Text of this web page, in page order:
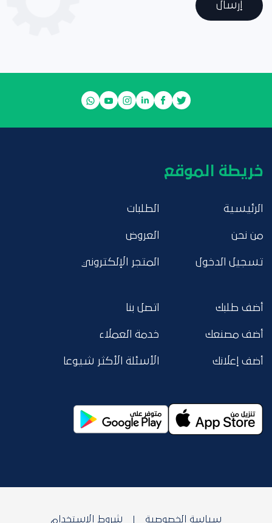
إرسال
خريطة الموقع
الرئيسية
من نحن
تسجيل الدخول
الطلبات
العروض
المتجر الإلكتروني
أضف طلبك
أضف مصنعك
أضف إعلانك
اتصل بنا
خدمة العملاء
الأسئلة الأكثر شيوعا
سياسة الخصوصية شروط الاستخدام